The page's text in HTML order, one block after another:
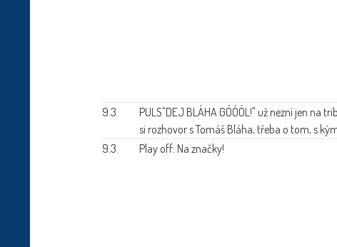
9.3. PULS"DEJ BLÁHA GÓÓÓL!" už nezní jen na
si rozhovor s Tomáš Bláha, třeba o tom, s
9.3.
Play off: Na značky!